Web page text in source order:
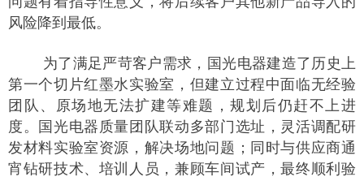
风险降到最低。
为了满足严苛客户需求，国光电器建造了历史上
第一个切片红墨水实验室，但建立过程中面临无经验
团队、原场地无法扩建等难题，规划后仍赶不上进
度。国光电器质量团队联动多部门选址，灵活调配研
发材料实验室资源，解决场地问题；同时与供应商通
宵钻研技术、培训人员，兼顾车间试产，最终顺利验